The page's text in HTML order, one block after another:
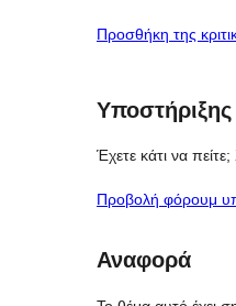
Προσθήκη της
Υποστήριξης
Έχετε κάτι να
Προβολή φόρουμ
Αναφορά